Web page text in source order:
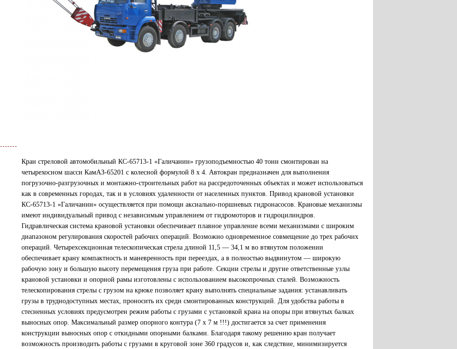
Кран стреловой автомобильный КС-65713-1 «Галичанин» грузоподъемностью 40 тонн смонтирован на
четырехосном шасси КамАЗ-65201 с колесной формулой 8 х 4. Автокран предназначен для выполнения
погрузочно-разгрузочных и монтажно-строительных работ на рассредоточенных объектах и может использоваться
как в современных городах, так и в условиях удаленности от населенных пунктов. Привод крановой установки
КС-65713-1 «Галичанин» осуществляется при помощи аксиально-поршневых гидронасосов. Крановые механизмы
имеют индивидуальный привод с независимым управлением от гидромоторов и гидроцилиндров.
Гидравлическая система крановой установки обеспечивает плавное управление всеми механизмами с широким
диапазоном регулирования скоростей рабочих операций. Возможно одновременное совмещение до трех рабочих
операций. Четырехсекционная телескопическая стрела длиной 11,5 — 34,1 м во втянутом положении
обеспечивает крану компактность и маневренность при переездах, а в полностью выдвинутом — широкую
рабочую зону и большую высоту перемещения груза при работе. Секции стрелы и другие ответственные узлы
крановой установки и опорной рамы изготовлены с использованием высокопрочных сталей. Возможность
телескопирования стрелы с грузом на крюке позволяет крану выполнять специальные задания: устанавливать
грузы в труднодоступных местах, проносить их среди смонтированных конструкций. Для удобства работы в
стесненных условиях предусмотрен режим работы с грузами с установкой крана на опоры при втянутых балках
выносных опор. Максимальный размер опорного контура (7 х 7 м !!!) достигается за счет применения
конструкции выносных опор с откидными опорными балками. Благодаря такому решению кран получает
возможность производить работы с грузами в круговой зоне 360 градусов и, как следствие, минимизируется